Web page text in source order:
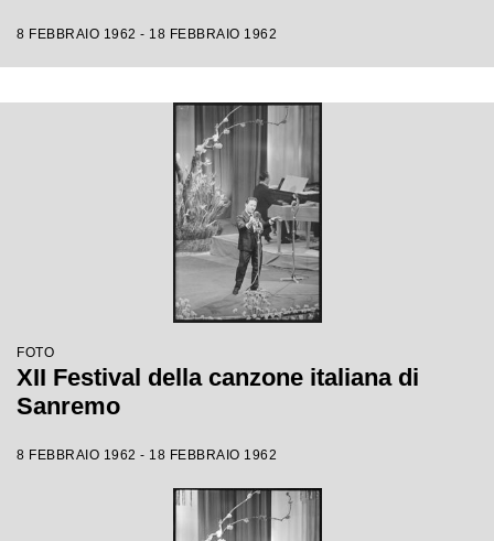
8 FEBBRAIO 1962 - 18 FEBBRAIO 1962
FOTO
XII Festival della canzone italiana di
Sanremo
8 FEBBRAIO 1962 - 18 FEBBRAIO 1962